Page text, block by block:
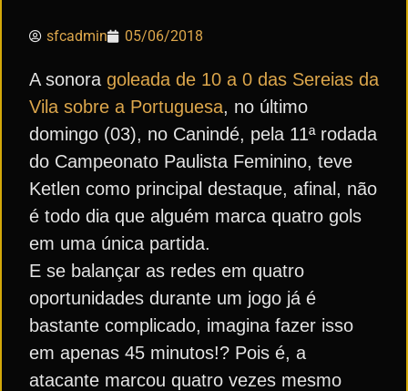
sfcadmin 05/06/2018
A sonora goleada de 10 a 0 das Sereias da
Vila sobre a Portuguesa, no último
domingo (03), no Canindé, pela 11ª rodada
do Campeonato Paulista Feminino, teve
Ketlen como principal destaque, afinal, não
é todo dia que alguém marca quatro gols
em uma única partida.
E se balançar as redes em quatro
oportunidades durante um jogo já é
bastante complicado, imagina fazer isso
em apenas 45 minutos!? Pois é, a
atacante marcou quatro vezes mesmo